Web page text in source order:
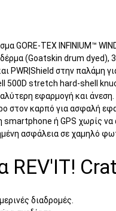
GORE-TEX INFINIUM™
(Goatskin drum dyed),
PWR|Shield στην παλάμη
500D stretch hard-shell
εφαρμογή και άνεση.
στον καρπό για ασφαλή
ή GPS χωρίς να
ασφάλεια σε χαμηλό
REV'IT!
διαδρομές.